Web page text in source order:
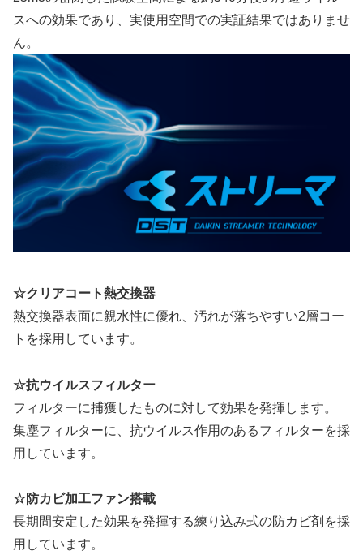
スへの効果であり、実使用空間での実証結果ではありませ
ん。
☆クリアコート熱交換器
熱交換器表面に親水性に優れ、汚れが落ちやすい2層コー
トを採用しています。
☆抗ウイルスフィルター
フィルターに捕獲したものに対して効果を発揮します。
集塵フィルターに、抗ウイルス作用のあるフィルターを採
用しています。
☆防カビ加工ファン搭載
長期間安定した効果を発揮する練り込み式の防カビ剤を採
用しています。